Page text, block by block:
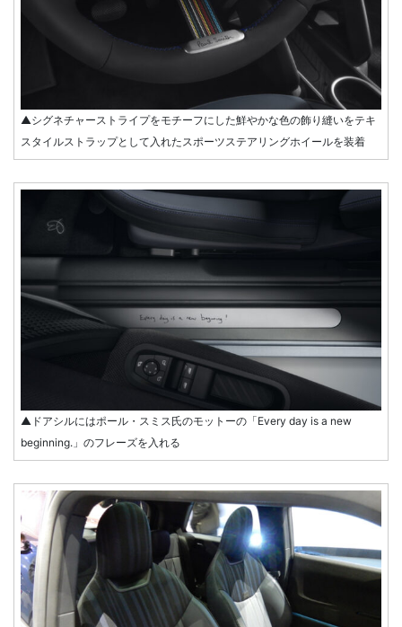
▲シグネチャーストライプをモチーフにした鮮やかな色の飾り縫いをテキ
スタイルストラップとして入れたスポーツステアリングホイールを装着
▲ドアシルにはポール・スミス氏のモットーの「Every day is a new
beginning.」のフレーズを入れる